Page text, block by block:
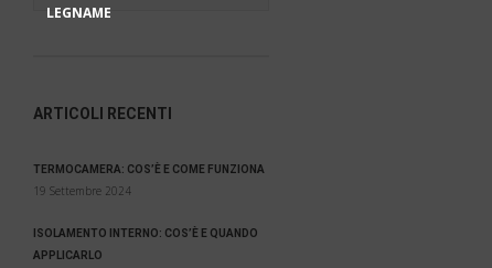
LEGNAME
ARTICOLI RECENTI
TERMOCAMERA: COS’È E COME FUNZIONA
19 Settembre 2024
ISOLAMENTO INTERNO: COS’È E QUANDO
APPLICARLO